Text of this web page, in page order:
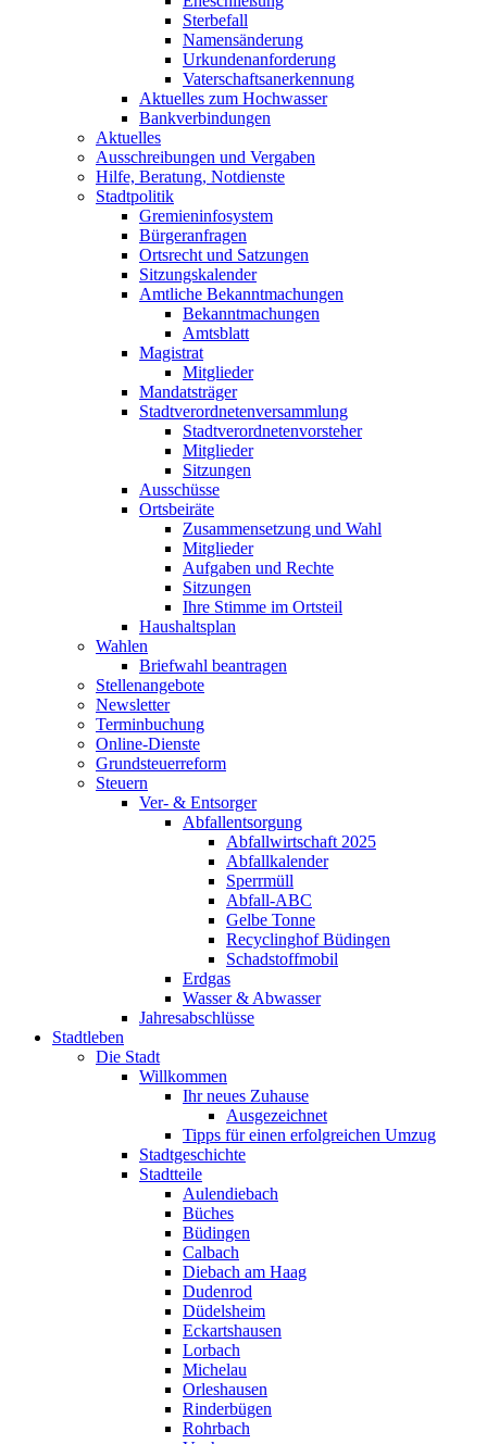
Sterbefall
Namensänderung
Urkundenanforderung
Vaterschaftsanerkennung
Aktuelles zum Hochwasser
Bankverbindungen
Aktuelles
Ausschreibungen und Vergaben
Hilfe, Beratung, Notdienste
Stadtpolitik
Gremieninfosystem
Bürgeranfragen
Ortsrecht und Satzungen
Sitzungskalender
Amtliche Bekanntmachungen
Bekanntmachungen
Amtsblatt
Magistrat
Mitglieder
Mandatsträger
Stadtverordnetenversammlung
Stadtverordnetenvorsteher
Mitglieder
Sitzungen
Ausschüsse
Ortsbeiräte
Zusammensetzung und Wahl
Mitglieder
Aufgaben und Rechte
Sitzungen
Ihre Stimme im Ortsteil
Haushaltsplan
Wahlen
Briefwahl beantragen
Stellenangebote
Newsletter
Terminbuchung
Online-Dienste
Grundsteuerreform
Steuern
Ver- & Entsorger
Abfallentsorgung
Abfallwirtschaft 2025
Abfallkalender
Sperrmüll
Abfall-ABC
Gelbe Tonne
Recyclinghof Büdingen
Schadstoffmobil
Erdgas
Wasser & Abwasser
Jahresabschlüsse
Stadtleben
Die Stadt
Willkommen
Ihr neues Zuhause
Ausgezeichnet
Tipps für einen erfolgreichen Umzug
Stadtgeschichte
Stadtteile
Aulendiebach
Büches
Büdingen
Calbach
Diebach am Haag
Dudenrod
Düdelsheim
Eckartshausen
Lorbach
Michelau
Orleshausen
Rinderbügen
Rohrbach